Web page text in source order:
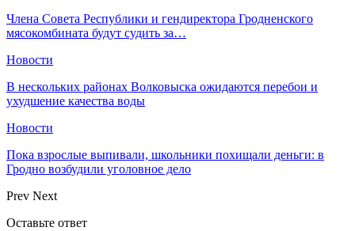
Члена Совета Республики и гендиректора Гродненского
мясокомбината будут судить за…
Новости
В нескольких районах Волковыска ожидаются перебои и
ухудшение качества воды
Новости
Пока взрослые выпивали, школьники похищали деньги: в
Гродно возбудили уголовное дело
Prev Next
Оставьте ответ